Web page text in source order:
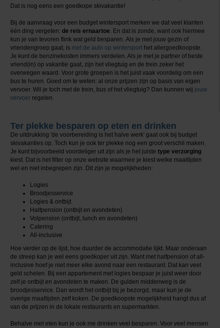
Dat is nog eens een goedkope skivakantie!
Bij de aanvraag voor een budget wintersport merken we dat veel klanten
één ding vergeten: de reis ernaartoe. En dat is zonde, want ook hiermee
kun je van tevoren flink wat geld besparen. Als je met jouw gezin of
vriendengroep gaat, is met de auto op wintersport het allergoedkoopste.
Je kunt de benzinekosten immers verdelen. Als je met je partner of beste
vriend(in) op vakantie gaat, zijn het vliegtuig en de trein zeker het
overwegen waard. Voor grote groepen is het juist vaak voordelig om een
bus te huren. Goed om te weten: al onze prijzen zijn op basis van eigen
vervoer. Wil je toch met de trein, bus of het vliegtuig? Dan kunnen wij jouw
vervoer regelen.
Ter plekke besparen op eten en drinken
De uitdrukking 'de voorbereiding is het halve werk' gaat ook bij budget
skivakanties op. Toch kun je ook ter plekke nog een groot verschil maken.
Je kunt bijvoorbeeld voordeliger uit zijn als je het juiste type verzorging
kiest. Dat is het filter op onze website waarmee je kiest welke maaltijden
wel en niet inbegrepen zijn. Dit zijn je mogelijkheden:
Logies
Broodjesservice
Logies & ontbijt
Halfpension (ontbijt en avondeten)
Volpension (ontbijt, lunch en avondeten)
Catering
All-inclusive
Hoe verder op de lijst, hoe duurder de accommodatie lijkt. Maar onderaan
de streep kan je wel eens goedkoper uit zijn. Want met halfpension of all-
inclusive hoef je niet meer elke avond naar een restaurant. Dat kan veel
geld schelen. Bij een appartement met logies bespaar je juist weer door
zelf je ontbijt en avondeten te maken. De gulden middenweg is de
broodjesservice. Dan wordt het ontbijt bij je bezorgd, maar kun je de
overige maaltijden zelf koken. De goedkoopste mogelijkheid hangt dus af
van de prijzen in de lokale restaurants en supermarkten.
Behalve met eten kun je ook me drinken veel besparen. Voor veel mensen